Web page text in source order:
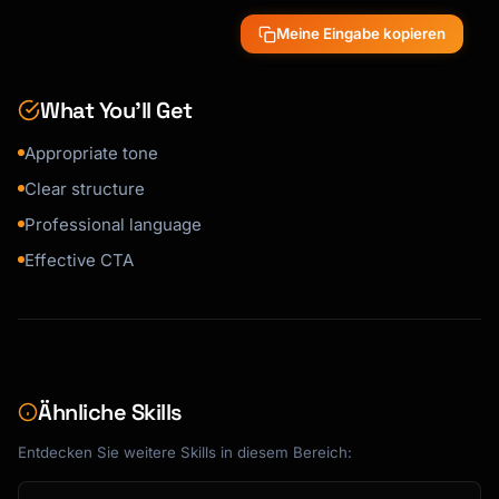
or would you prefer I send more details via
Thanks,
```
```
Subject: Introduction: [Your Name] from
you
A bit about me: [One sentence background]
Meine Eingabe kopieren
What You’ll Get
Appropriate tone
Clear structure
Professional language
Effective CTA
Ähnliche Skills
Entdecken Sie weitere Skills in diesem Bereich: